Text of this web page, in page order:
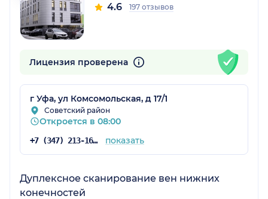
4.6 197 отзывов
Лицензия проверена
г Уфа, ул Комсомольская, д 17/1
Советский район
Откроется в 08:00
+7 (347) 213-16-75 показать
Дуплексное сканирование вен нижних
конечностей